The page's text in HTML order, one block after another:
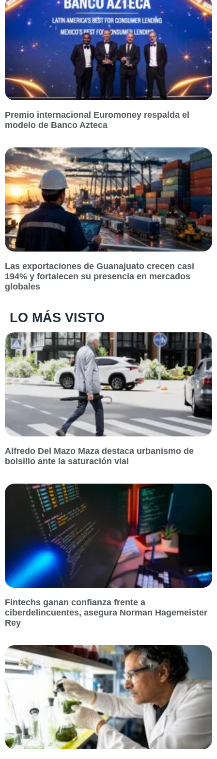
Premio internacional Euromoney respalda el
modelo de Banco Azteca
Las exportaciones de Guanajuato crecen casi
194% y fortalecen su presencia en mercados
globales
LO MÁS VISTO
Alfredo Del Mazo Maza destaca urbanismo de
bolsillo ante la saturación vial
Fintechs ganan confianza frente a
ciberdelincuentes, asegura Norman Hagemeister
Rey